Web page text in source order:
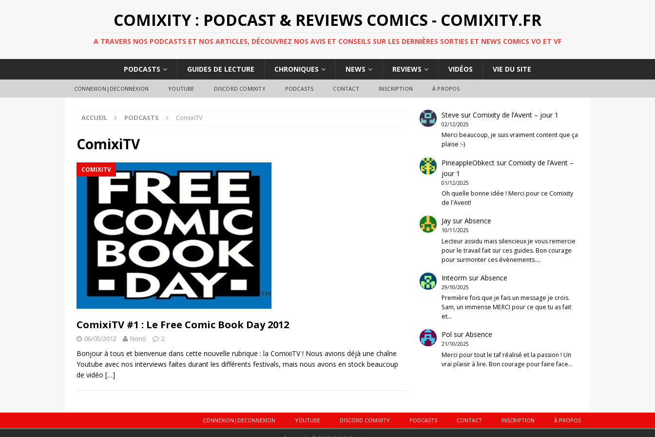
COMIXITY : PODCAST & REVIEWS COMICS - COMIXITY.FR
A TRAVERS NOS PODCASTS ET NOS ARTICLES, DÉCOUVREZ NOS AVIS ET CONSEILS SUR LES DERNIÈRES SORTIES ET NEWS COMICS VO ET VF
PODCASTS GUIDES DE LECTURE CHRONIQUES NEWS REVIEWS VIDÉOS VIE DU SITE
CONNEXION|DECONNEXION YOUTUBE DISCORD COMIXITY PODCASTS CONTACT INSCRIPTION À PROPOS
ACCUEIL PODCASTS ComixiTV
ComixiTV
COMIXITV
ComixiTV #1 : Le Free Comic Book Day 2012
06/05/2012 Nonö 2
Bonjour à tous et bienvenue dans cette nouvelle rubrique : la ComixiTV ! Nous avions déjà une chaîne
Youtube avec nos interviews faites durant les différents festivals, mais nous avons en stock beaucoup
de vidéo […]
Steve surComixity de l’Avent – jour 1
02/12/2025
Merci beaucoup, je suis vraiment content que ça
plaise :-)
PineappleObkect surComixity de l’Avent –
jour 1
01/12/2025
Oh quelle bonne idée ! Merci pour ce Comixity
de l'Avent!
Jay surAbsence
10/11/2025
Lecteur assidu mais silencieux je vous remercie
pour le travail fait sur ces guides. Bon courage
pour surmonter ces évènements.…
Inteorm surAbsence
29/10/2025
Première fois que je fais un message je crois.
Sam, un immense MERCI pour ce que tu as fait
et…
Pol surAbsence
21/10/2025
Merci pour tout le taf réalisé et la passion ! Un
vrai plaisir à lire. Bon courage pour faire face…
CONNEXION|DECONNEXION YOUTUBE DISCORD COMIXITY PODCASTS CONTACT INSCRIPTION À PROPOS